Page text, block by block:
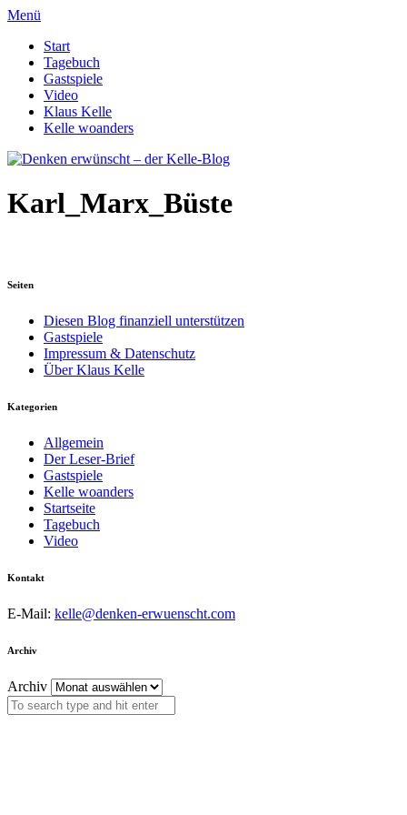
Menü
Start
Tagebuch
Gastspiele
Video
Klaus Kelle
Kelle woanders
Karl_Marx_Büste
Seiten
Diesen Blog finanziell unterstützen
Gastspiele
Impressum & Datenschutz
Über Klaus Kelle
Kategorien
Allgemein
Der Leser-Brief
Gastspiele
Kelle woanders
Startseite
Tagebuch
Video
Kontakt
E-Mail: kelle@denken-erwuenscht.com
Archiv
Archiv